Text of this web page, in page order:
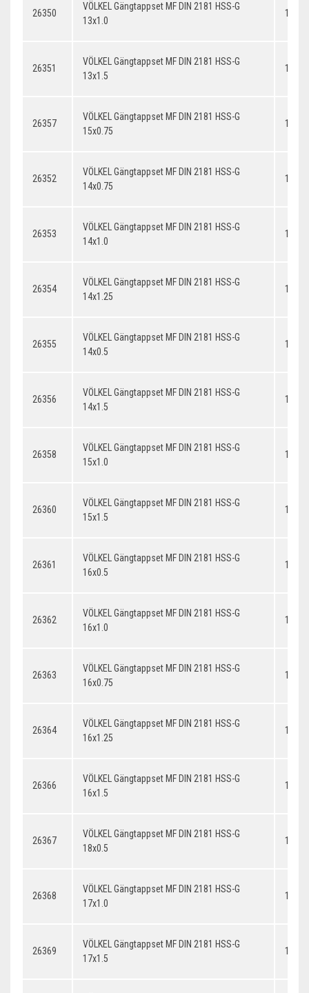
26350
VÖLKEL Gängtappset MF DIN 2181 HSS-G
13x1.0
26351
VÖLKEL Gängtappset MF DIN 2181 HSS-G
13x1.5
26357
VÖLKEL Gängtappset MF DIN 2181 HSS-G
15x0.75
26352
VÖLKEL Gängtappset MF DIN 2181 HSS-G
14x0.75
26353
VÖLKEL Gängtappset MF DIN 2181 HSS-G
14x1.0
26354
VÖLKEL Gängtappset MF DIN 2181 HSS-G
14x1.25
26355
VÖLKEL Gängtappset MF DIN 2181 HSS-G
14x0.5
26356
VÖLKEL Gängtappset MF DIN 2181 HSS-G
14x1.5
26358
VÖLKEL Gängtappset MF DIN 2181 HSS-G
15x1.0
26360
VÖLKEL Gängtappset MF DIN 2181 HSS-G
15x1.5
26361
VÖLKEL Gängtappset MF DIN 2181 HSS-G
16x0.5
26362
VÖLKEL Gängtappset MF DIN 2181 HSS-G
16x1.0
26363
VÖLKEL Gängtappset MF DIN 2181 HSS-G
16x0.75
26364
VÖLKEL Gängtappset MF DIN 2181 HSS-G
16x1.25
26366
VÖLKEL Gängtappset MF DIN 2181 HSS-G
16x1.5
26367
VÖLKEL Gängtappset MF DIN 2181 HSS-G
18x0.5
26368
VÖLKEL Gängtappset MF DIN 2181 HSS-G
17x1.0
26369
VÖLKEL Gängtappset MF DIN 2181 HSS-G
17x1.5